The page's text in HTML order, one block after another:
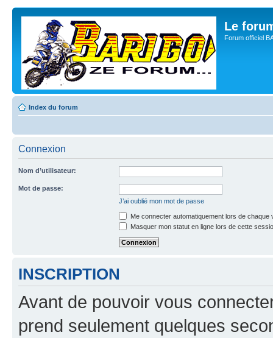
Le
Forum officiel
Index du forum
Connexion
Nom d’utilisateur:
Mot de passe:
J’ai oublié mon mot de passe
Me connecter automatiquement lors de chaque
Masquer mon statut en ligne lors de cette
INSCRIPTION
Avant de pouvoir vous
prend seulement quelques